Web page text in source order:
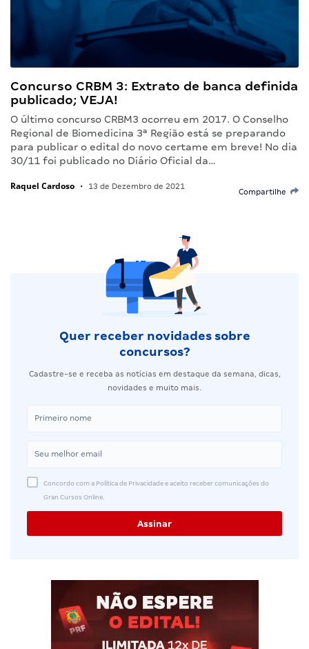
Concurso CRBM 3: Extrato de banca definida
publicado; VEJA!
O último concurso CRBM3 ocorreu em 2017. O Conselho
Regional de Biomedicina 3ª Região está se preparando
para publicar o edital do novo certame em breve! No dia
30/11 foi publicado no Diário Oficial da…
Raquel Cardoso • 13 de Dezembro de 2021
Compartilhe
Quer receber novidades sobre
concursos?
Cadastre-se e receba as notícias em destaque da semana, dicas,
novidades e muito mais.
Concordo com a Política de Privacidade e aceito receber comunicações do
Gran Cursos Online.